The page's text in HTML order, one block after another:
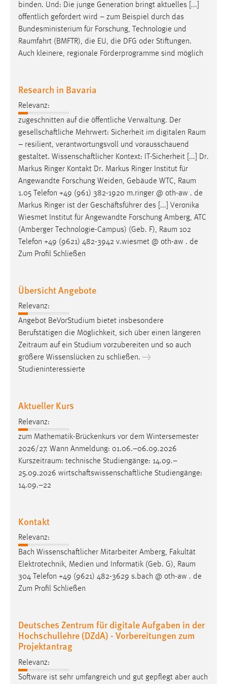
binden. Und: Die junge Generation bringt aktuelles [...]
öffentlich gefördert wird – zum Beispiel durch das
Bundesministerium für Forschung, Technologie und
Raumfahrt (BMFTR), die EU, die DFG oder Stiftungen.
Auch kleinere, regionale Förderprogramme sind möglich
Research in Bavaria
Relevanz:
zugeschnitten auf die öffentliche Verwaltung. Der
gesellschaftliche Mehrwert: Sicherheit im digitalen Raum
– resilient, verantwortungsvoll und vorausschauend
gestaltet. Wissenschaftlicher Kontext: IT-Sicherheit [...] Dr.
Markus Ringer Kontakt Dr. Markus Ringer Institut für
Angewandte Forschung Weiden, Gebäude WTC, Raum
1.05 Telefon +49 (961) 382-1920 m.ringer @ oth-aw . de
Markus Ringer ist der Geschäftsführer des [...] Veronika
Wiesmet Institut für Angewandte Forschung Amberg, ATC
(Amberger Technologie-Campus) (Geb. F), Raum 102
Telefon +49 (9621) 482-3942 v.wiesmet @ oth-aw . de
Zum Profil Schließen
Übersicht Angebote
Relevanz:
Angebot BeVorStudium bietet insbesondere
Berufstätigen die Möglichkeit, sich über einen längeren
Zeitraum auf ein Studium vorzubereiten und so auch
größere Wissenslücken zu schließen. →
Studieninteressierte
Aktueller Kurs
Relevanz:
zum Mathematik-Brückenkurs vor dem Wintersemester
2026/27. Wann Anmeldung: 01.06.–06.09.2026
Kurszeitraum: technische Studiengänge: 14.09.–
25.09.2026 wirtschaftswissenschaftliche Studiengänge:
14.09.–22
Kontakt
Relevanz:
Bach Wissenschaftlicher Mitarbeiter Amberg, Fakultät
Elektrotechnik, Medien und Informatik (Geb. G), Raum
304 Telefon +49 (9621) 482-3629 s.bach @ oth-aw . de
Zum Profil Schließen
Deutsches Zentrum für digitale Aufgaben in der
Hochschullehre (DZdA) - Vorbereitungen zum
Projektantrag
Relevanz:
Software ist sehr umfangreich und gut gepflegt aber auch